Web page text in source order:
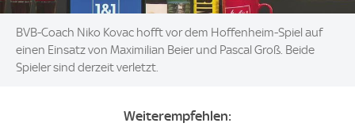
BVB-Coach Niko Kovac hofft vor dem Hoffenheim-Spiel auf
einen Einsatz von Maximilian Beier und Pascal Groß. Beide
Spieler sind derzeit verletzt.
Weiterempfehlen: